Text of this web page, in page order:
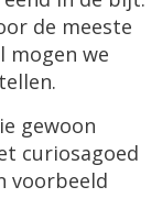
de meeste
mogen we
.
gewoon
curiosagoed
voorbeeld